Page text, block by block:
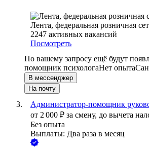
Лента, федеральная розничная
2247 активных вакансий
Посмотреть
По вашему запросу ещё будут
помощник психологаНет опыта
В мессенджер
На почту
Администратор-помощник
от 2 000 ₽ за смену, до вычета
Без опыта
Выплаты: Два раза в месяц